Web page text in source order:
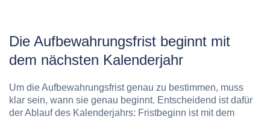
Die Aufbewahrungsfrist beginnt mit
dem nächsten Kalenderjahr
Um die Aufbewahrungsfrist genau zu bestimmen, muss
klar sein, wann sie genau beginnt. Entscheidend ist dafür
der Ablauf des Kalenderjahrs: Fristbeginn ist mit dem